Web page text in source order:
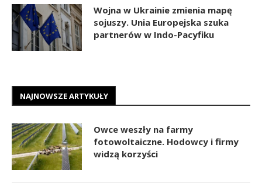
Wojna w Ukrainie zmienia mapę
sojuszy. Unia Europejska szuka
partnerów w Indo-Pacyfiku
NAJNOWSZE ARTYKUŁY
Owce weszły na farmy
fotowoltaiczne. Hodowcy i firmy
widzą korzyści